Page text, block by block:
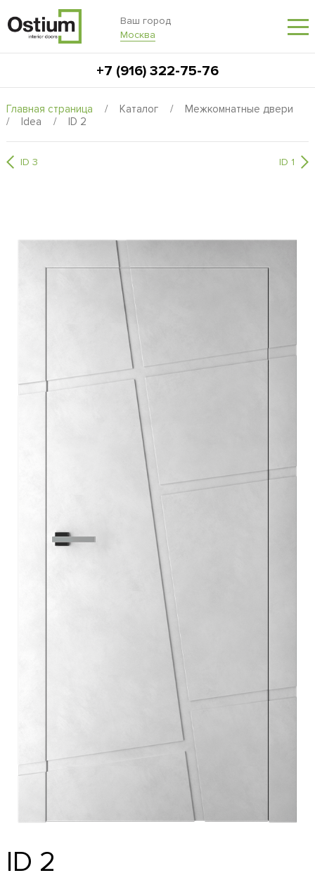
Ваш город
Москва
+7 (916) 322-75-76
Главная страница / Каталог /
Межкомнатные двери
/
Idea / ID 2
ID 3 ID 1
ID 2